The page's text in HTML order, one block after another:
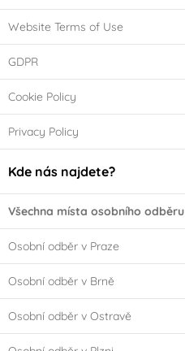
Website Terms of Use
GDPR
Cookie Policy
Privacy Policy
Kde nás najdete?
Všechna místa osobního odběru
Osobní odběr v Praze
Osobní odběr v Brně
Osobní odběr v Ostravě